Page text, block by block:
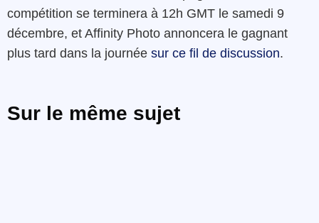
compétition se terminera à 12h GMT le samedi 9
décembre, et Affinity Photo annoncera le gagnant
plus tard dans la journée sur ce fil de discussion.
Sur le même sujet